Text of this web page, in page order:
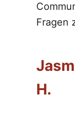
Fragen
H.